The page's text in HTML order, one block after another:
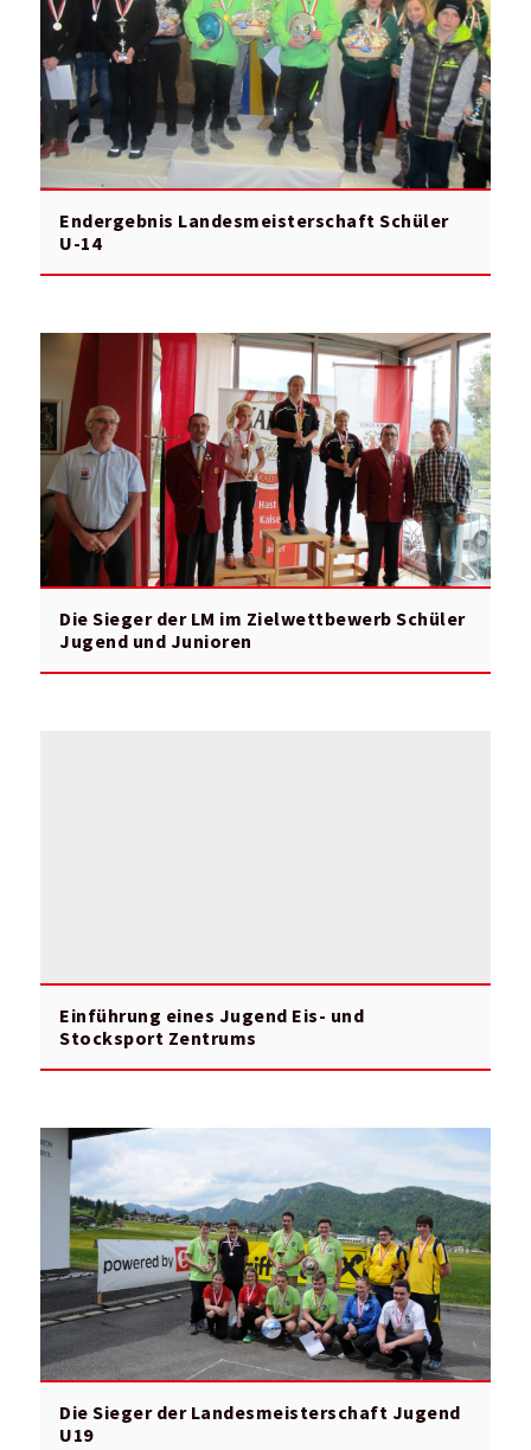
Endergebnis Landesmeisterschaft Schüler
U-14
Die Sieger der LM im Zielwettbewerb Schüler
Jugend und Junioren
Einführung eines Jugend Eis- und
Stocksport Zentrums
Die Sieger der Landesmeisterschaft Jugend
U19